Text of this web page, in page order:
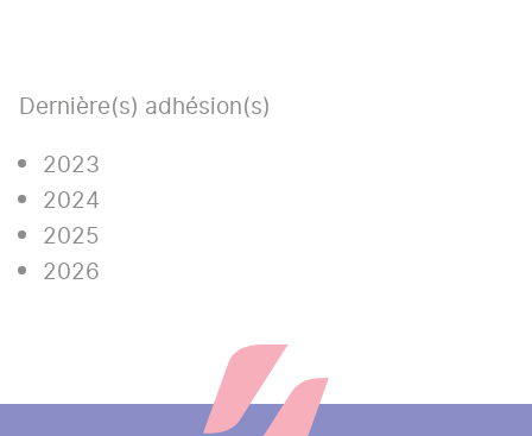
Dernière(s) adhésion(s)
2023
2024
2025
2026